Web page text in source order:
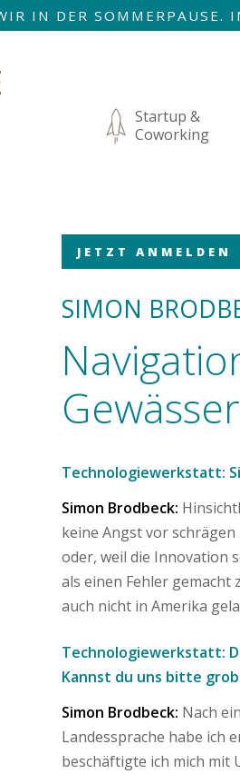
IN DER SOMMERPAUSE.
Startup &
Coworking
JETZT ANMELDEN
SIMON
Gewässer
Technologiewerkstatt:
Simon Brodbeck:
keine Angst vor
oder, weil die Innovation
als einen Fehler gemacht
auch nicht in Amerika
Technologiewerkstatt:
Kannst du uns bitte
Simon Brodbeck: Nach
Landessprache habe ich
beschäftigte ich mich mit